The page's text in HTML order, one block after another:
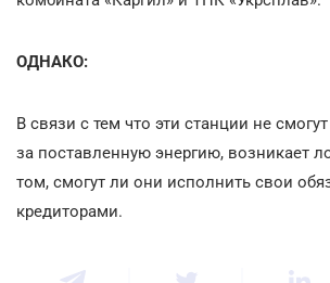
ОДНАКО:
В связи с тем что эти станции не
за поставленную энергию, возникает
том, смогут ли они исполнить свои
кредиторами.